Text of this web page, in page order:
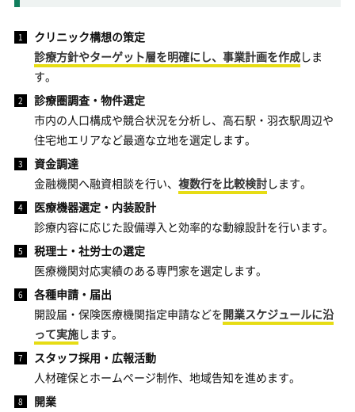
クリニック構想の策定
診療方針やターゲット層を明確にし、事業計画を作成しま
す。
診療圏調査・物件選定
市内の人口構成や競合状況を分析し、高石駅・羽衣駅周辺や
住宅地エリアなど最適な立地を選定します。
資金調達
金融機関へ融資相談を行い、 複数行を比較検討します。
医療機器選定・内装設計
診療内容に応じた設備導入と効率的な動線設計を行います。
税理士・社労士の選定
医療機関対応実績のある専門家を選定します。
各種申請・届出
開設届・保険医療機関指定申請などを開業スケジュールに沿
って実施します。
スタッフ採用・広報活動
人材確保とホームページ制作、地域告知を進めます。
開業